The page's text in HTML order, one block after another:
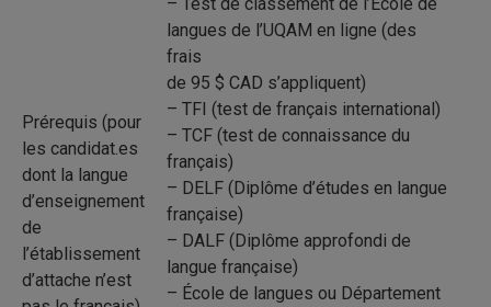
Prérequis (pour
les candidat.es
dont la langue
d’enseignement
de
l’établissement
d’attache n’est
langues de l’UQAM en ligne (des
frais
de 95 $ CAD s’appliquent)
– TFI (test de français international)
– TCF (test de connaissance du
français)
– DELF (Diplôme d’études en langue
française)
– DALF (Diplôme approfondi de
langue française)
– École de langues ou Département